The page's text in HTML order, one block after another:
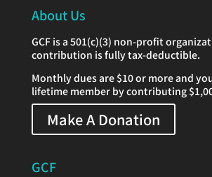
About Us
GCF is a 501(c)(3) non-profit
contribution is fully tax-deductible.
Monthly dues are $10 or more and
lifetime member by contributing
Make A Donation
GCF